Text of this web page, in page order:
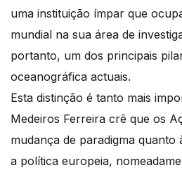
uma instituição ímpar que
mundial na sua área de
portanto, um dos principais
oceanográfica actuais.
Esta distinção é tanto mais
Medeiros Ferreira crê que os
mudança de paradigma quanto
a política europeia,